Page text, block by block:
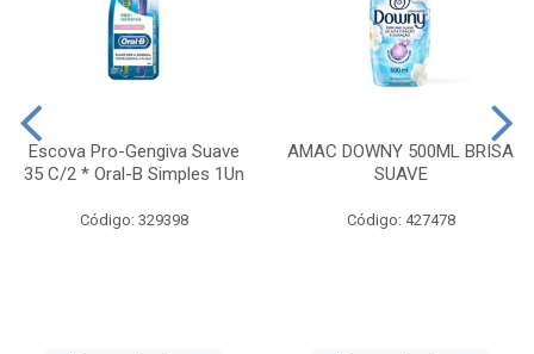
Escova Pro-Gengiva Suave
35 C/2 * Oral-B Simples 1Un
Código: 329398
AMAC DOWNY 500ML BRISA
SUAVE
Código: 427478